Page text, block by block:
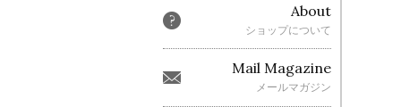
About
ショップについて
Mail Magazine
メールマガジン